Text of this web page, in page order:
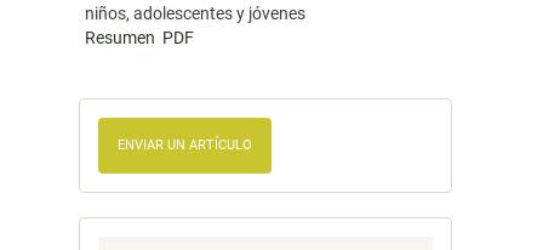
niños, adolescentes y jóvenes
Resumen PDF
ENVIAR UN ARTÍCULO